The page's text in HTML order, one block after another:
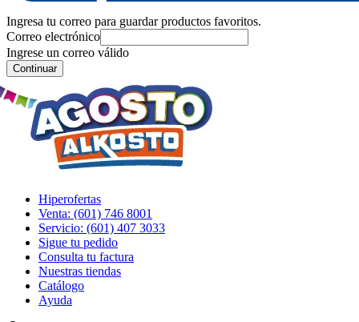
Ingresa tu correo para guardar productos favoritos.
Correo electrónico
Ingrese un correo válido
Continuar
Hiperofertas
Venta: (601) 746 8001
Servicio: (601) 407 3033
Sigue tu pedido
Consulta tu factura
Nuestras tiendas
Catálogo
Ayuda